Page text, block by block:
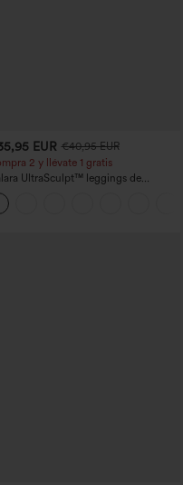
EUR €40,95 EUR
2 y llévate 1 gratis
UltraSculpt™ leggings de
moldeadores de talle alto
fruncido trasero que realza los
control de abdomen y bolsillos